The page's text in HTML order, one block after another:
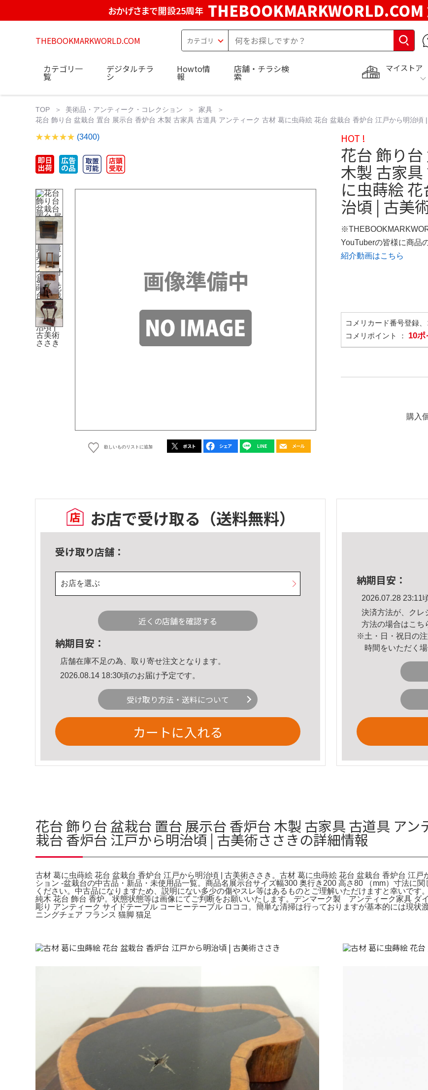
おかげさまで開設25周年 THEBOOKMARKWORLD.COM
THEBOOKMARKWORLD.COM
マイストア
カテゴリ一
覧
デジタルチラ
シ
Howto情
報
店舗・チラシ検
索
TOP 美術品・アンティーク・コレクション
家具
花台 飾り台 盆栽台 置台 展示台 香炉台 木製 古家具 古道具 アンティーク 古材 葛に虫蒔絵 花台 盆栽台 香炉台 江戸から明治頃
(3400)
欲しいものリストに追加
HOT !
花台 飾り
木製 古家
に虫蒔絵
治頃 | 古美
YouTuberの皆様に商品
紹介動画はこちら
コメリカード番号登録
コメリポイント ： 10
購入
お店で受け取る （送料無料）
受け取り店舗：
お店を選ぶ
近くの店舗を確認する
納期目安：
店舗在庫不足の為、取り寄せ注文となります。
2026.08.14 18:30頃のお届け予定です。
受け取り方法・送料について
カートに入れる
納期目安：
2026.07.28 23:11
決済方法が、クレ
方法の場合はこち
※土・日・祝日の
時間をいただく
花台 飾り台 盆栽台 置台 展示台 香炉台 木製 古家具 古道具 ア
栽台 香炉台 江戸から明治頃 | 古美術ささきの詳細情報
古材 葛に虫蒔絵 花台 盆栽台 香炉台 江戸から明治頃 | 古美術ささき。古材 葛に虫蒔絵 花台 盆栽台 香炉台 江
ション -盆栽台の中古品・新品・未使用品一覧。商品名展示台サイズ幅300 奥行き200 高さ80 （mm）寸法に
ください。中古品になりますため、説明にない多少の傷やスレ等はあるものとご理解いただけますと幸いです
純木 花台 飾台 香炉。状態状態等は画像にてご判断をお願いいたします。デンマーク製 アンティーク家具
彫り アンティーク サイドテーブル コーヒーテーブル ロココ。簡単な清掃は行っておりますが基本的には現状
ニングチェア フランス 猫脚 猫足